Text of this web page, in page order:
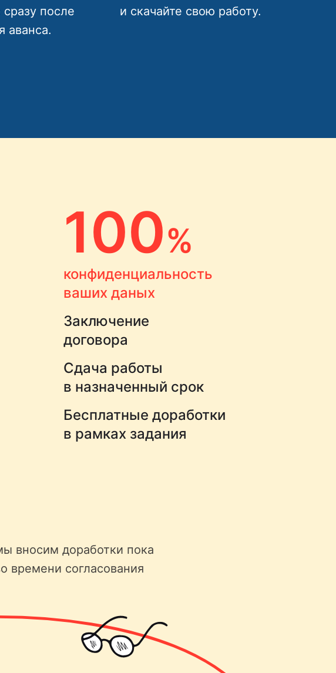
сразу после
аванса.
и скачайте свою работу.
100%
конфиденциальность
ваших даных
Заключение
договора
Сдача работы
в назначенный срок
Бесплатные доработки
в рамках задания
вносим доработки пока
времени согласования